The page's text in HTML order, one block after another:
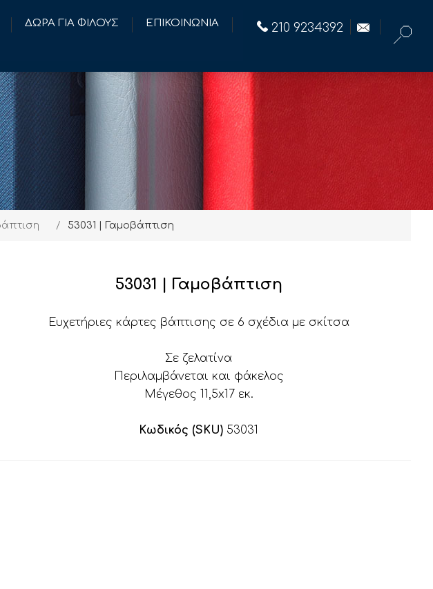
ΔΩΡΑ ΓΙΑ ΦΙΛΟΥΣ ΕΠΙΚΟΙΝΩΝΙΑ 210 9234392
/ 53031 | Γαμοβάπτιση
53031 | Γαμοβάπτιση
Ευχετήριες κάρτες βάπτισης σε 6 σχέδια με σκίτσα
Σε ζελατίνα
Περιλαμβάνεται και φάκελος
Μέγεθος 11,5x17 εκ.
Κωδικός (SKU) 53031